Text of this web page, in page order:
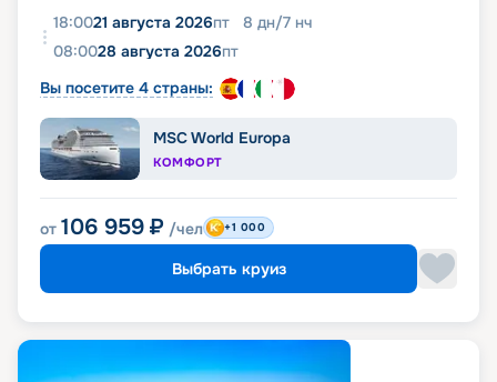
18:0021 августа 2026пт 8 дн/7 нч
08:0028 августа 2026пт
Вы посетите 4 страны:
MSC World Europa
КОМФОРТ
от 106 959 ₽ /чел +1 000
Выбрать круиз